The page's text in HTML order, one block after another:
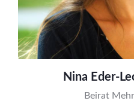
Nina Eder-
Beirat